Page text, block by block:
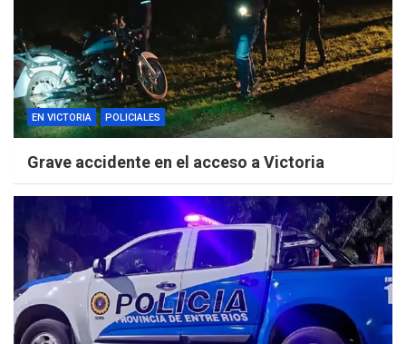
EN VICTORIA POLICIALES
Grave accidente en el acceso a Victoria